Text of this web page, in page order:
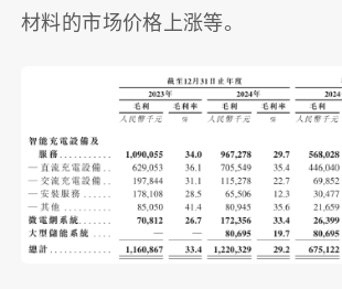
材料的市场价格上涨等。